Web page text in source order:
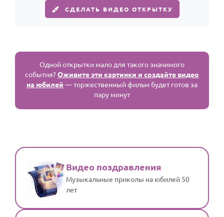
СДЕЛАТЬ ВИДЕО ОТКРЫТКУ
Одной открытки мало для такого значимого
события?Оживите эти картинки и создайте видео
на юбилей — торжественный фильм будет готов за
пару минут
Видео поздравления
Музыкальные приколы на юбилей 50
лет